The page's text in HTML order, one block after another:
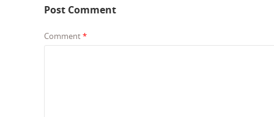
Post Comment
Comment*